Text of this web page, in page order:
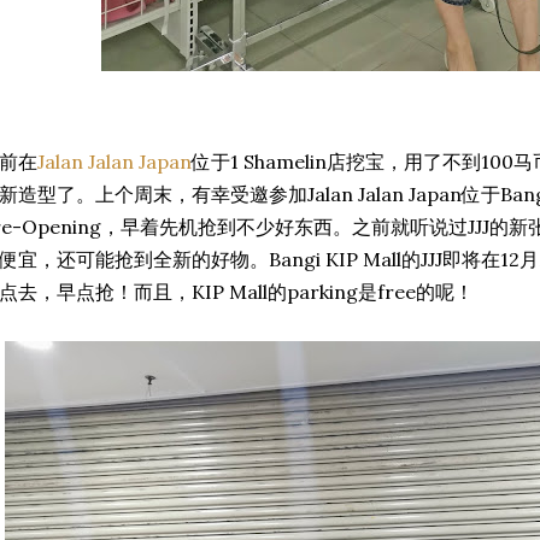
在Jalan Jalan Japan位于1 Shamelin店挖宝，用了不到100
造型了。上个周末，有幸受邀参加Jalan Jalan Japan位于
Opening，早着先机抢到不少好东西。之前就听说过JJJ的
宜，还可能抢到全新的好物。Bangi KIP Mall的JJJ即将在12
去，早点抢！而且，KIP Mall的parking是free的呢！